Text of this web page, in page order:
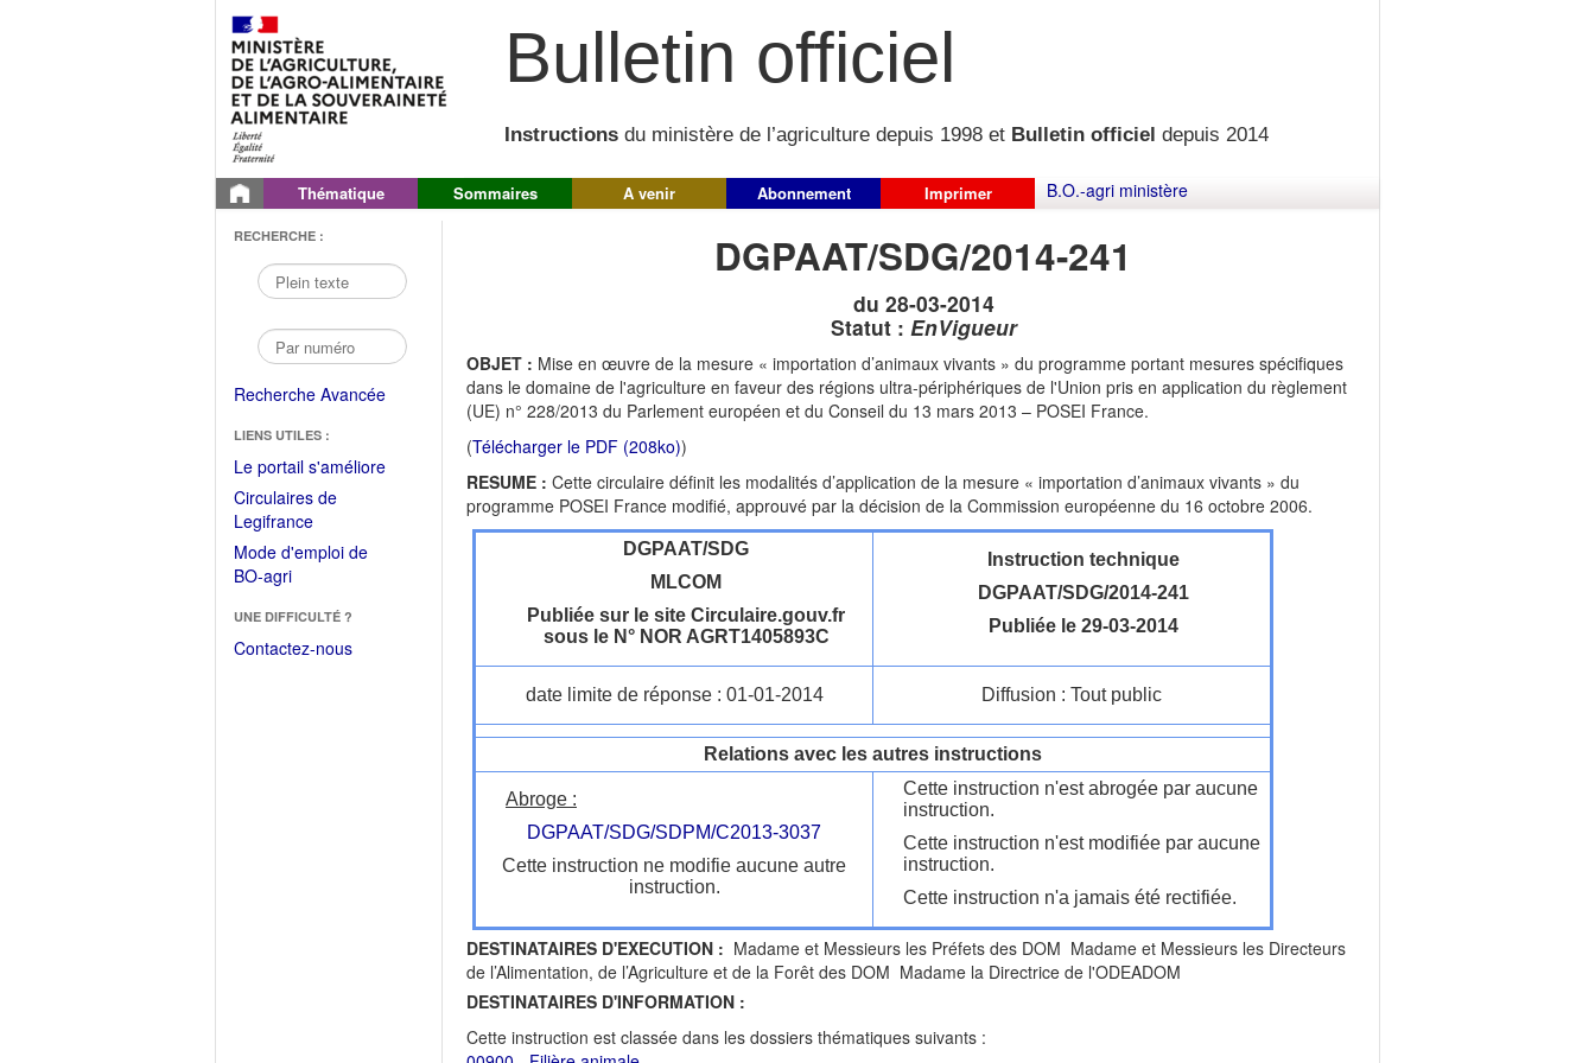
Bulletin officiel
Instructions du ministère de l’agriculture depuis 1998 et Bulletin officiel depuis 2014
Thématique Sommaires A venir Abonnement Imprimer B.O.-agri ministère
RECHERCHE :
Recherche Avancée
LIENS UTILES :
Le portail s'améliore(Fichier
Circulaires de
Legifrance(Ouvrir
dans
une
fenêtre)
Mode d'emploi de
BO-agri(Ouvrir
une
nouvelle
UNE DIFFICULTÉ ?
Contactez-nous
DGPAAT/SDG/2014-241
du 28-03-2014
Statut : EnVigueur
OBJET : Mise en œuvre de la mesure « importation d’animaux vivants » du programme portant mesures spécifiques
dans le domaine de l'agriculture en faveur des régions ultra-périphériques de l'Union pris en application du règlement
(UE) n° 228/2013 du Parlement européen et du Conseil du 13 mars 2013 – POSEI France.
(Télécharger le PDF (208ko))
RESUME : Cette circulaire définit les modalités d’application de la mesure « importation d’animaux vivants » du
programme POSEI France modifié, approuvé par la décision de la Commission européenne du 16 octobre 2006.
DGPAAT/SDG
MLCOM
Publiée sur le site Circulaire.gouv.fr
sous le N° NOR AGRT1405893C
Instruction technique
DGPAAT/SDG/2014-241
Publiée le 29-03-2014
date limite de réponse : 01-01-2014 Diffusion : Tout public
Relations avec les autres instructions
Abroge :
DGPAAT/SDG/SDPM/C2013-3037
Cette instruction ne modifie aucune autre
instruction.
Cette instruction n'est abrogée par aucune
instruction.
Cette instruction n'est modifiée par aucune
instruction.
Cette instruction n'a jamais été rectifiée.
DESTINATAIRES D'EXECUTION : Madame et Messieurs les Préfets des DOM Madame et Messieurs les Directeurs
de l’Alimentation, de l’Agriculture et de la Forêt des DOM Madame la Directrice de l'ODEADOM
DESTINATAIRES D'INFORMATION :
Cette instruction est classée dans les dossiers thématiques suivants :